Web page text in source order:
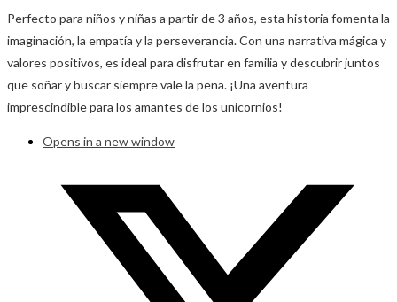
Perfecto para niños y niñas a partir de 3 años, esta historia fomenta la
imaginación, la empatía y la perseverancia. Con una narrativa mágica y
valores positivos, es ideal para disfrutar en familia y descubrir juntos
que soñar y buscar siempre vale la pena. ¡Una aventura
imprescindible para los amantes de los unicornios!
Opens in a new window